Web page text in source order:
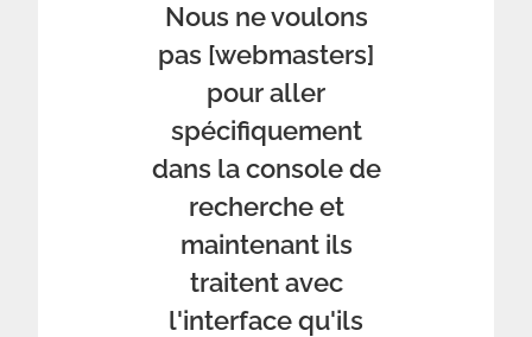
Nous ne voulons
pas [webmasters]
pour aller
spécifiquement
dans la console de
recherche et
maintenant ils
traitent avec
l'interface qu'ils